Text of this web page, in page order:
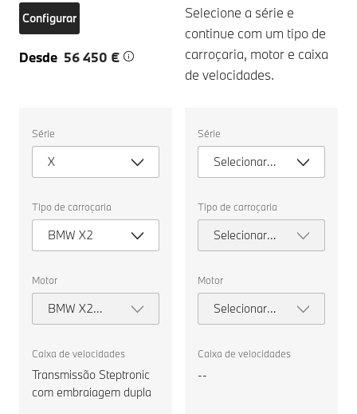
Configurar
Desde 56 450 €
as
seguintes
propriedades
para
um
veículo
para
comparar.
Série
X
Tipo de carroçaria
BMW X2
Motor
BMW X2
sDrive20d
Caixa de velocidades
Transmissão Steptronic
com embraiagem dupla
Selecione a série e
continue com um tipo de
carroçaria, motor e caixa
de velocidades.
as
seguintes
propriedades
para
um
veículo
para
comparar.
Série
Selecionar
série
Tipo de carroçaria
Selecionar
tipo de
Motor
Selecionar
motor
Caixa de velocidades
--